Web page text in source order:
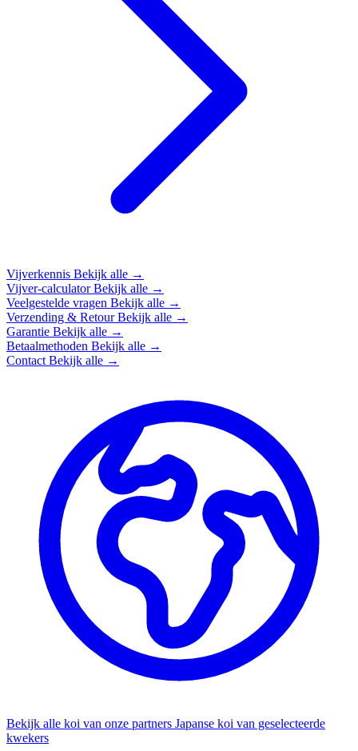
Vijverkennis Bekijk alle →
Vijver-calculatorBekijk alle →
Veelgestelde vragen Bekijk alle →
Verzending & RetourBekijk alle →
Garantie Bekijk alle →
Betaalmethoden Bekijk alle →
Contact Bekijk alle →
Bekijk alle koi van onze partners Japanse koi van geselecteerde
kwekers